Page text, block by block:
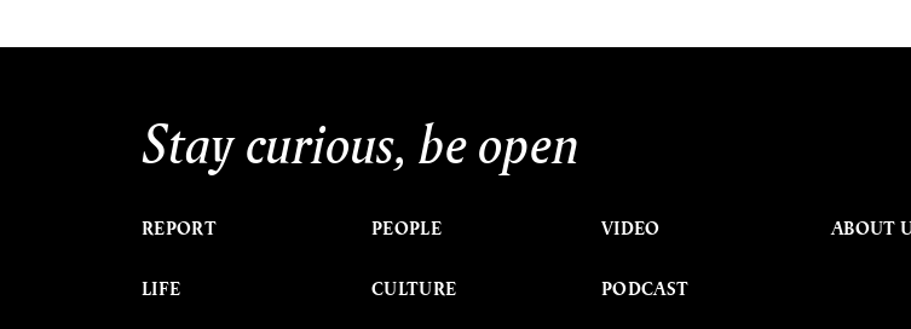
Stay curious, be open
REPORT
LIFE
PEOPLE
CULTURE
VIDEO
PODCAST
ABOUT